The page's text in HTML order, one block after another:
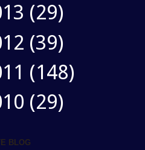
(29)
(39)
(148)
(29)
BLOG